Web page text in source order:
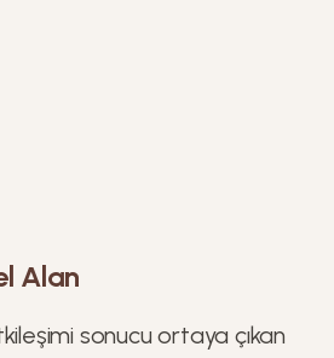
Alan
sonucu ortaya çıkan